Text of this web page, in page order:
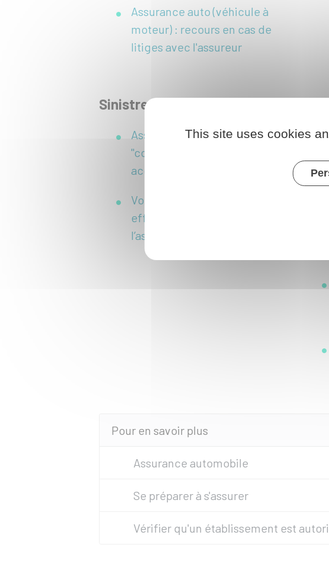
Assurance auto (véhicule à
moteur) : recours en cas de
litiges avec l'assureur
Sinistre
Assurance auto : remplir le
"constat amiable" après un
accident
Vol de véhicule : démarches à
effectuer auprès de
l’assurance
Pour en savoir plus
Assurance automobile
Se préparer à s'assurer
Vérifier qu'un établissement est
This site uses cookies